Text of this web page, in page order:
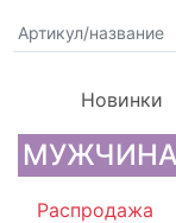
Новинки
Распродажа